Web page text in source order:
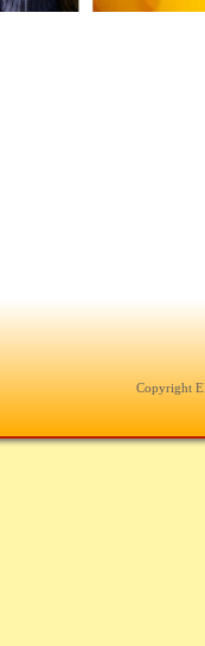
Copyright